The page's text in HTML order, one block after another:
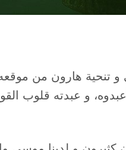
هارون من موقعه
و عبدته قلوب